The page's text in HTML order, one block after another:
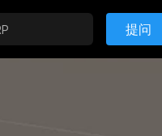
提问